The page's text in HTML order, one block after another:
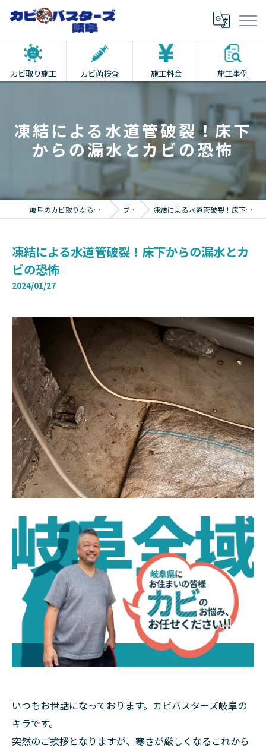
カビ取り施工 カビ菌検査 施工料金 施工事例
凍結による水道管破裂！床下
からの漏水とカビの恐怖
岐阜のカビ取りならカビバスターズ岐阜 ブログ 凍結による水道管破裂！床下からの漏水とカビの恐怖
凍結による水道管破裂！床下からの漏水とカ
ビの恐怖
2024/01/27
いつもお世話になっております。カビバスターズ岐阜の
キラです。
突然のご挨拶となりますが、寒さが厳しくなるこれから